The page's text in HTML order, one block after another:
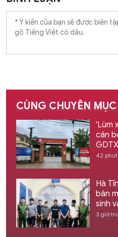
CÙNG CHUYÊN MỤC
'Lùm
cán
42
Hà
bán
sinh
3 giờ